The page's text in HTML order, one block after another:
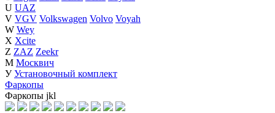
U UAZ
V VGV Volkswagen Volvo Voyah
W Wey
X Xcite
Z ZAZ Zeekr
М Москвич
У Установочный комплект
Фаркопы
Фаркопы jkl